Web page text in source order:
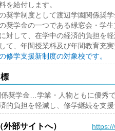
を給付します。
奨学制度として渡辺学園関係奨学
奨学金の一つである緑窓会・学
対して、在学中の経済的負担を
て、年間授業料及び年間教育充実
修学支援新制度の対象校です。
奨学金…学業・人物ともに優秀
的負担を軽減し、修学継続を支
部サイトへ） https://